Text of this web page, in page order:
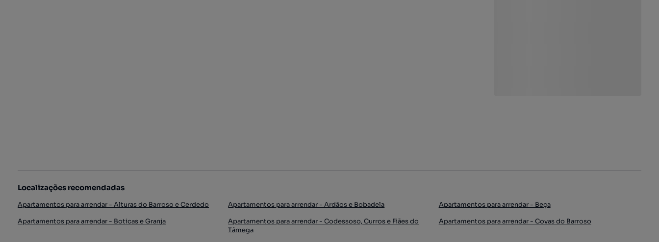
Localizações recomendadas
Apartamentos para arrendar - Alturas do Barroso e Cerdedo Apartamentos para arrendar - Ardãos e Bobadela
Apartamentos para arrendar - Beça
Apartamentos para arrendar - Boticas e Granja
Apartamentos para arrendar - Codessoso, Curros e Fiães do
Tâmega
Apartamentos para arrendar - Covas do Barroso